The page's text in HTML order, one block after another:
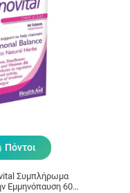
Πόντοι
Συμπλήρωμα
Εμμηνόπαυση 60